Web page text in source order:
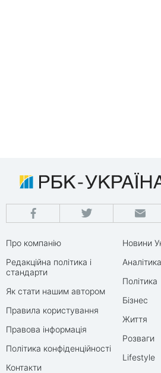
Про компанію
Редакційна політика і
стандарти
Як стати нашим автором
Правила користування
Правова інформація
Політика конфіденційності
Контакти
Новини
Аналітика
Політика
Бізнес
Життя
Розваги
Lifestyle